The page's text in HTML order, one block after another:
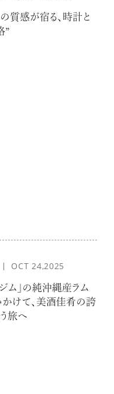
質感が宿る、時計と
”
OCT 24,2025
ム」の純沖縄産ラム
けて、美酒佳肴の誇
旅へ